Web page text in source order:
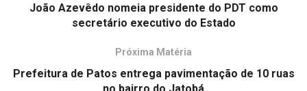
João Azevêdo nomeia presidente do PDT como
secretário executivo do Estado
Próxima Matéria
Prefeitura de Patos entrega pavimentação de 10 ruas